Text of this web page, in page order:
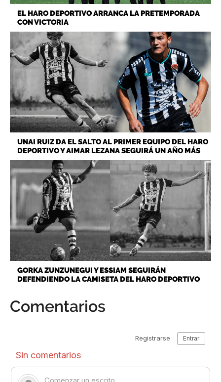
EL HARO DEPORTIVO ARRANCA LA PRETEMPORADA
CON VICTORIA
UNAI RUIZ DA EL SALTO AL PRIMER EQUIPO DEL HARO
DEPORTIVO Y AIMAR LEZANA SEGUIRÁ UN AÑO MÁS
GORKA ZUNZUNEGUI Y ESSIAM SEGUIRÁN
DEFENDIENDO LA CAMISETA DEL HARO DEPORTIVO
Comentarios